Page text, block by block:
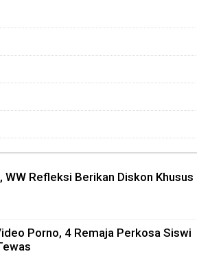
WW Refleksi Berikan Diskon Khusus
Porno, 4 Remaja Perkosa Siswi